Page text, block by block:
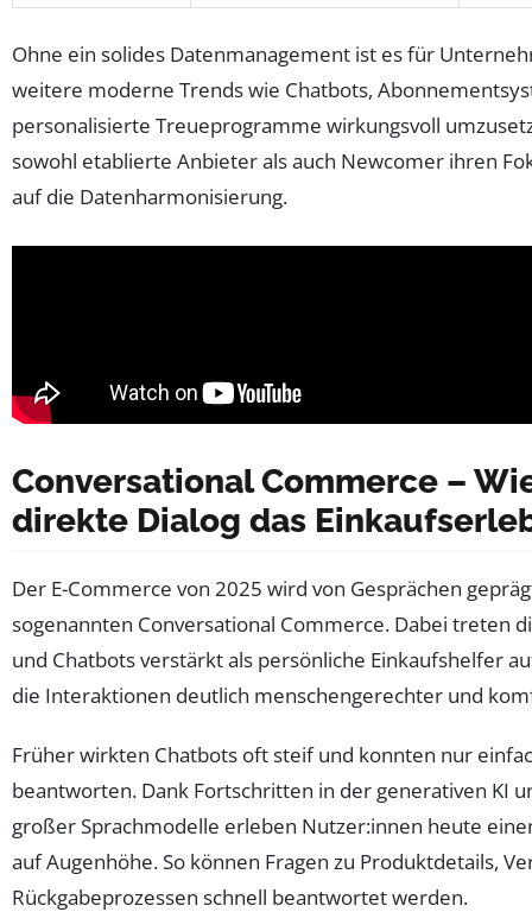
Ohne ein solides Datenmanagement ist es für
weitere moderne Trends wie Chatbots,
personalisierte Treueprogramme wirkungsvoll
sowohl etablierte Anbieter als auch Newcomer ihren
auf die Datenharmonisierung.
Conversational Commerce –
direkte Dialog das
Der E-Commerce von 2025 wird von Gesprächen
sogenannten Conversational Commerce. Dabei treten
und Chatbots verstärkt als persönliche Einkaufshelfer
die Interaktionen deutlich menschengerechter und
Früher wirkten Chatbots oft steif und konnten nur
beantworten. Dank Fortschritten in der generativen KI
großer Sprachmodelle erleben Nutzer:innen heute
auf Augenhöhe. So können Fragen zu Produktdetails,
Rückgabeprozessen schnell beantwortet werden.